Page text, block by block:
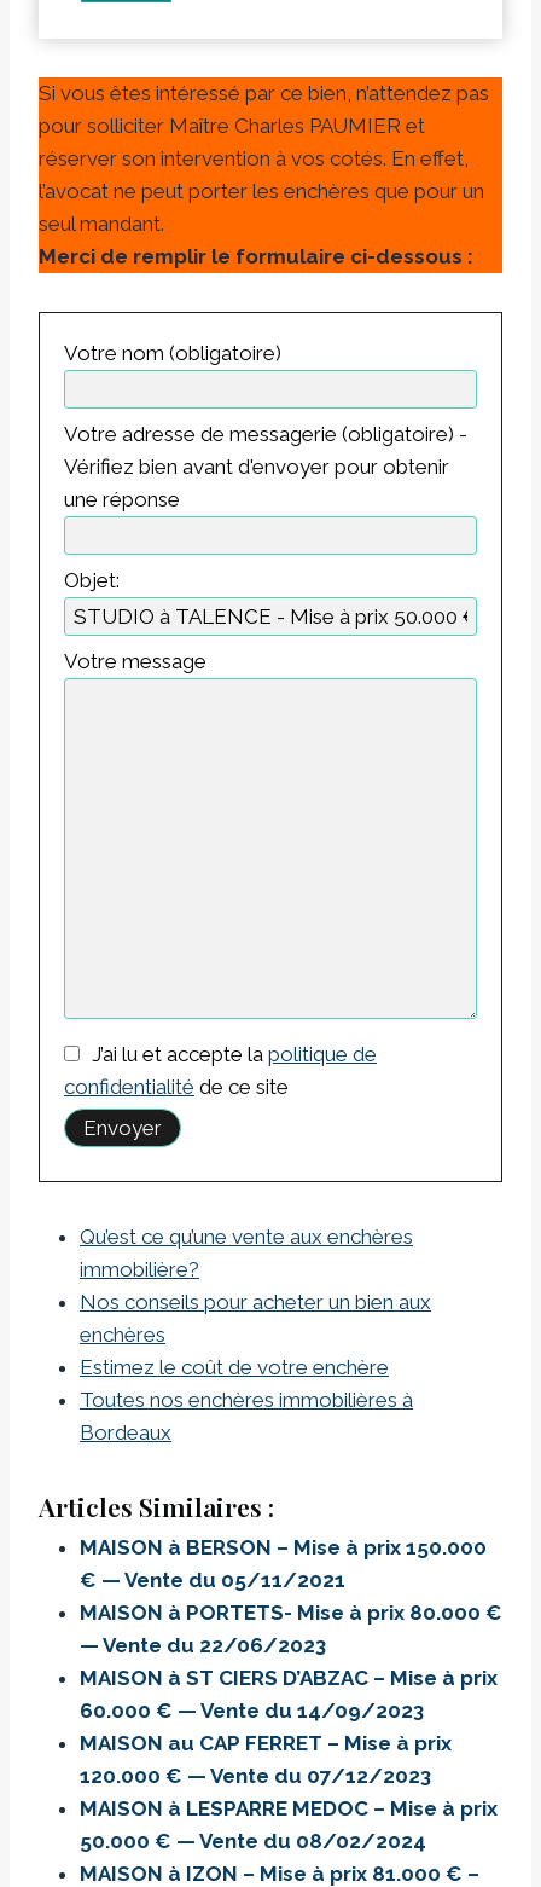
Si vous êtes intéressé par ce bien, n’attendez pas
pour solliciter Maître Charles PAUMIER et
réserver son intervention à vos cotés. En effet,
l’avocat ne peut porter les enchères que pour un
seul mandant.
Merci de remplir le formulaire ci-dessous :
Votre nom (obligatoire)
Votre adresse de messagerie (obligatoire) -
Vérifiez bien avant d'envoyer pour obtenir
une réponse
Objet:
Votre message
J’ai lu et accepte la politique de
confidentialité de ce site
Qu’est ce qu’une vente aux enchères
immobilière?
Nos conseils pour acheter un bien aux
enchères
Estimez le coût de votre enchère
Toutes nos enchères immobilières à
Bordeaux
Articles Similaires :
MAISON à BERSON – Mise à prix 150.000
€ — Vente du 05/11/2021
MAISON à PORTETS- Mise à prix 80.000 €
— Vente du 22/06/2023
MAISON à ST CIERS D’ABZAC – Mise à prix
60.000 € — Vente du 14/09/2023
MAISON au CAP FERRET – Mise à prix
120.000 € — Vente du 07/12/2023
MAISON à LESPARRE MEDOC – Mise à prix
50.000 € — Vente du 08/02/2024
MAISON à IZON – Mise à prix 81.000 € –